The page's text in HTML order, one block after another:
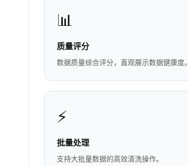
📊
质量评分
数据质量综合评分，直观展示数据健康度。
⚡
批量处理
支持大批量数据的高效清洗操作。